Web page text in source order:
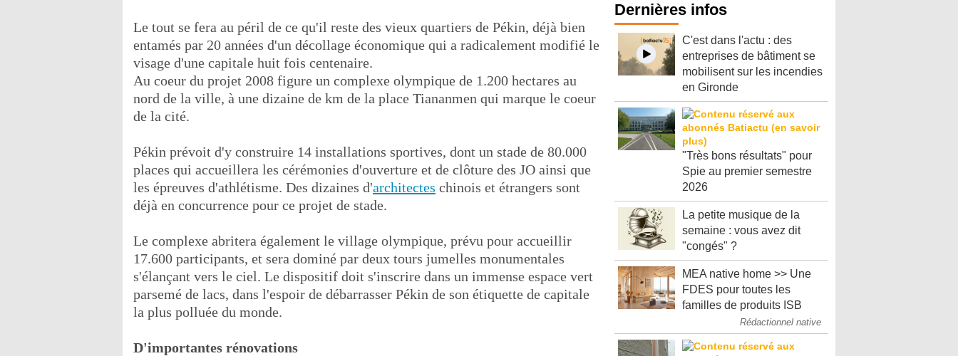
Le tout se fera au péril de ce qu'il reste des vieux quartiers de Pékin, déjà bien
entamés par 20 années d'un décollage économique qui a radicalement modifié le
visage d'une capitale huit fois centenaire.
Au coeur du projet 2008 figure un complexe olympique de 1.200 hectares au
nord de la ville, à une dizaine de km de la place Tiananmen qui marque le coeur
de la cité.
Pékin prévoit d'y construire 14 installations sportives, dont un stade de 80.000
places qui accueillera les cérémonies d'ouverture et de clôture des JO ainsi que
les épreuves d'athlétisme. Des dizaines d'architectes chinois et étrangers sont
déjà en concurrence pour ce projet de stade.
Le complexe abritera également le village olympique, prévu pour accueillir
17.600 participants, et sera dominé par deux tours jumelles monumentales
s'élançant vers le ciel. Le dispositif doit s'inscrire dans un immense espace vert
parsemé de lacs, dans l'espoir de débarrasser Pékin de son étiquette de capitale
la plus polluée du monde.
D'importantes rénovations
Dernières infos
C'est dans l'actu : des
entreprises de bâtiment se
mobilisent sur les incendies
en Gironde
"Très bons résultats" pour
Spie au premier semestre
2026
La petite musique de la
semaine : vous avez dit
"congés" ?
MEA native home >> Une
FDES pour toutes les
familles de produits ISB
Rédactionnel native